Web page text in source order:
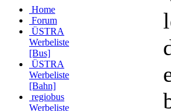
Home
Forum
ÜSTRA
Werbeliste
[Bus]
ÜSTRA
Werbeliste
[Bahn]
regiobus
Werbeliste